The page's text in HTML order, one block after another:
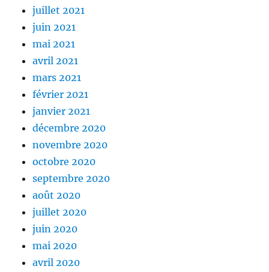
juillet 2021
juin 2021
mai 2021
avril 2021
mars 2021
février 2021
janvier 2021
décembre 2020
novembre 2020
octobre 2020
septembre 2020
août 2020
juillet 2020
juin 2020
mai 2020
avril 2020